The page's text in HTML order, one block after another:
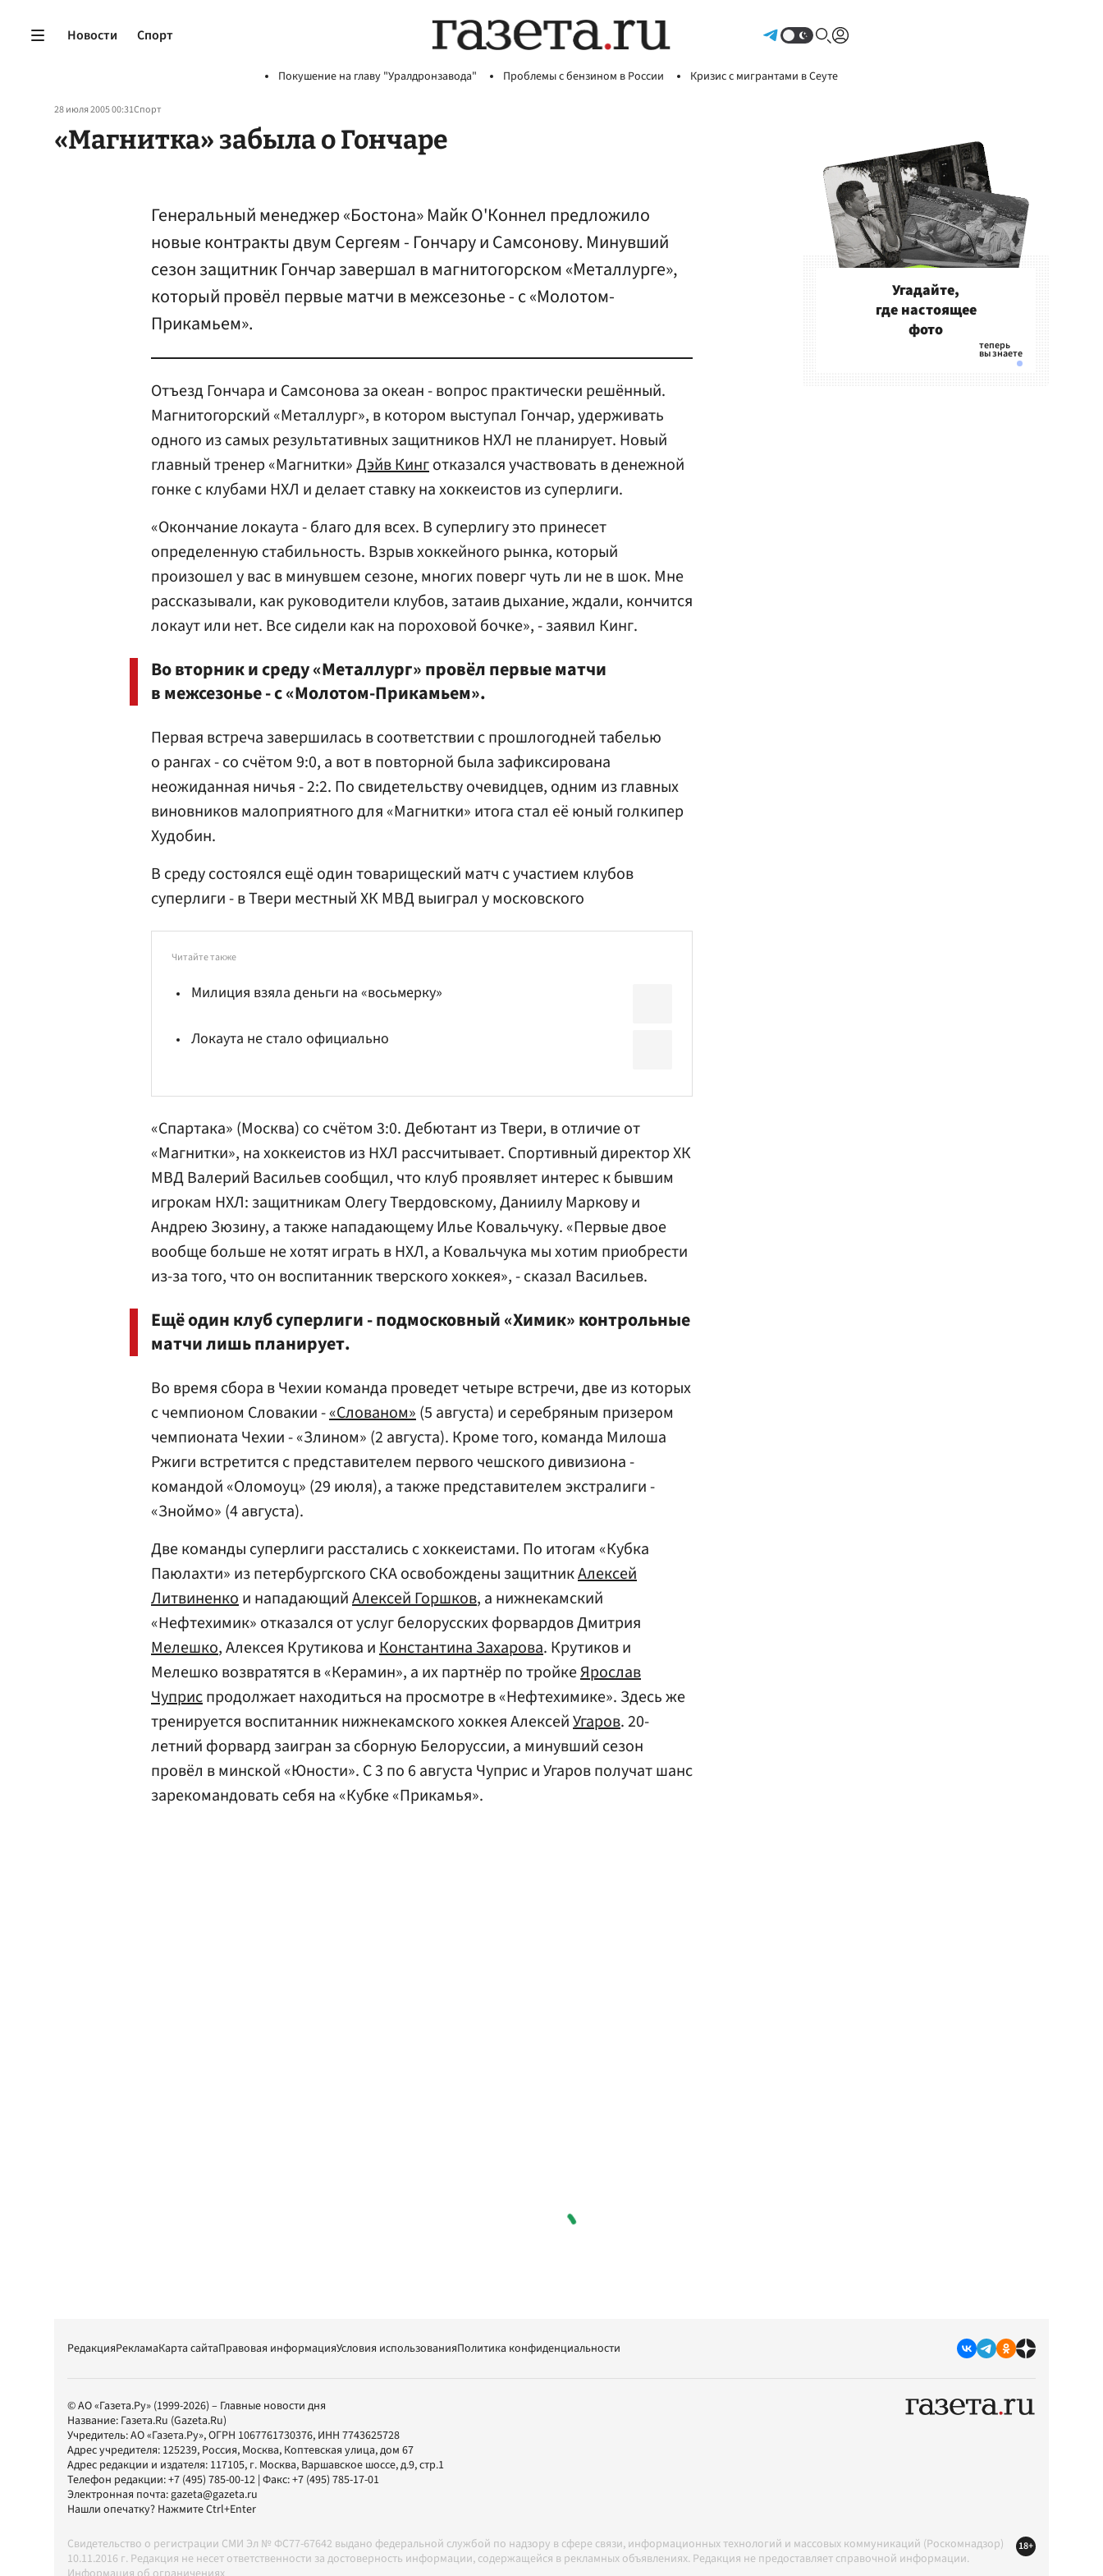
Новости Спорт
Покушение на главу "Уралдронзавода" Проблемы с бензином в России Кризис с мигрантами в Сеуте
28 июля 2005 00:31Спорт
«Магнитка» забыла о Гончаре
Генеральный менеджер «Бостона» Майк О'Коннел предложило
новые контракты двум Сергеям - Гончару и Самсонову. Минувший
сезон защитник Гончар завершал в магнитогорском «Металлурге»,
который провёл первые матчи в межсезонье - с «Молотом-
Прикамьем».
Отъезд Гончара и Самсонова за океан - вопрос практически решённый.
Магнитогорский «Металлург», в котором выступал Гончар, удерживать
одного из самых результативных защитников НХЛ не планирует. Новый
главный тренер «Магнитки»Дэйв Кинготказался участвовать в денежной
гонке с клубами НХЛ и делает ставку на хоккеистов из суперлиги.
«Окончание локаута - благо для всех. В суперлигу это принесет
определенную стабильность. Взрыв хоккейного рынка, который
произошел у вас в минувшем сезоне, многих поверг чуть ли не в шок. Мне
рассказывали, как руководители клубов, затаив дыхание, ждали, кончится
локаут или нет. Все сидели как на пороховой бочке», - заявил Кинг.
Во вторник и среду «Металлург» провёл первые матчи
в межсезонье - с «Молотом-Прикамьем».
Первая встреча завершилась в соответствии с прошлогодней табелью
о рангах - со счётом 9:0, а вот в повторной была зафиксирована
неожиданная ничья - 2:2. По свидетельству очевидцев, одним из главных
виновников малоприятного для «Магнитки» итога стал её юный голкипер
Худобин.
В среду состоялся ещё один товарищеский матч с участием клубов
суперлиги - в Твери местный ХК МВД выиграл у московского
Читайте также
Милиция взяла деньги на «восьмерку»
Локаута не стало официально
«Спартака» (Москва) со счётом 3:0. Дебютант из Твери, в отличие от
«Магнитки», на хоккеистов из НХЛ рассчитывает. Спортивный директор ХК
МВД Валерий Васильевсообщил, что клуб проявляет интерес к бывшим
игрокам НХЛ: защитникам Олегу Твердовскому,Даниилу Марковуи
Андрею Зюзину, а также нападающемуИлье Ковальчуку. «Первые двое
вообще больше не хотят играть в НХЛ, а Ковальчука мы хотим приобрести
из-за того, что он воспитанник тверского хоккея», - сказал Васильев.
Ещё один клуб суперлиги - подмосковный «Химик» контрольные
матчи лишь планирует.
Во время сбора в Чехии команда проведет четыре встречи, две из которых
с чемпионом Словакии -«Слованом»(5 августа) и серебряным призером
чемпионата Чехии - «Злином» (2 августа). Кроме того, команда Милоша
Ржиги встретится с представителем первого чешского дивизиона -
командой «Оломоуц» (29 июля), а также представителем экстралиги -
«Зноймо» (4 августа).
Две команды суперлиги расстались с хоккеистами. По итогам «Кубка
Паюлахти» из петербургского СКА освобождены защитникАлексей
Литвиненкои нападающийАлексей Горшков, а нижнекамский
«Нефтехимик» отказался от услуг белорусских форвардов Дмитрия
Мелешко, Алексея Крутикова иКонстантина Захарова. Крутиков и
Мелешко возвратятся в «Керамин», а их партнёр по тройкеЯрослав
Чуприспродолжает находиться на просмотре в «Нефтехимике». Здесь же
тренируется воспитанник нижнекамского хоккея АлексейУгаров. 20-
летний форвард заигран за сборную Белоруссии, а минувший сезон
провёл в минской «Юности». С 3 по 6 августа Чуприс и Угаров получат шанс
зарекомандовать себя на «Кубке «Прикамья».
Угадайте,
где настоящее
фото
РедакцияРекламаКарта сайтаПравовая информацияУсловия использованияПолитика конфиденциальности
© АО «Газета.Ру» (1999-2026) – Главные новости дня
Название: Газета.Ru (Gazeta.Ru)
Учредитель:АО «Газета.Ру», ОГРН 1067761730376, ИНН 7743625728
Адрес учредителя: 125239, Россия, Москва, Коптевская улица, дом 67
Адрес редакции и издателя: 117105, г. Москва, Варшавское шоссе, д.9, стр.1
Телефон редакции:+7 (495) 785-00-12 | Факс:+7 (495) 785-17-01
Электронная почта:gazeta@gazeta.ru
Нашли опечатку? Нажмите Ctrl+Enter
Свидетельство о регистрации СМИ Эл № ФС77-67642 выдано федеральной службой по надзору в сфере связи, информационных технологий и массовых коммуникаций (Роскомнадзор)
10.11.2016 г. Редакция не несет ответственности за достоверность информации, содержащейся в рекламных объявлениях. Редакция не предоставляет справочной информации.
18+